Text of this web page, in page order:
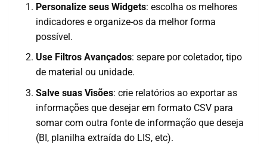
Personalize seus Widgets: escolha os melhores
indicadores e organize-os da melhor forma
possível.
Use Filtros Avançados: separe por coletador, tipo
de material ou unidade.
Salve suas Visões: crie relatórios ao exportar as
informações que desejar em formato CSV para
somar com outra fonte de informação que deseja
(BI, planilha extraída do LIS, etc).